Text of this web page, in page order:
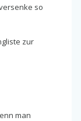
so
zur
man